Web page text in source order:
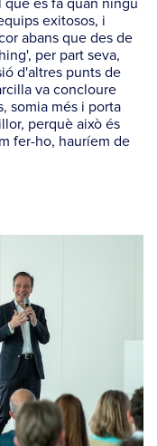
es fa quan ningú
exitosos, i
abans que des de
per part seva,
d'altres punts de
va concloure
somia més i porta
perquè això és
fer-ho, hauríem de